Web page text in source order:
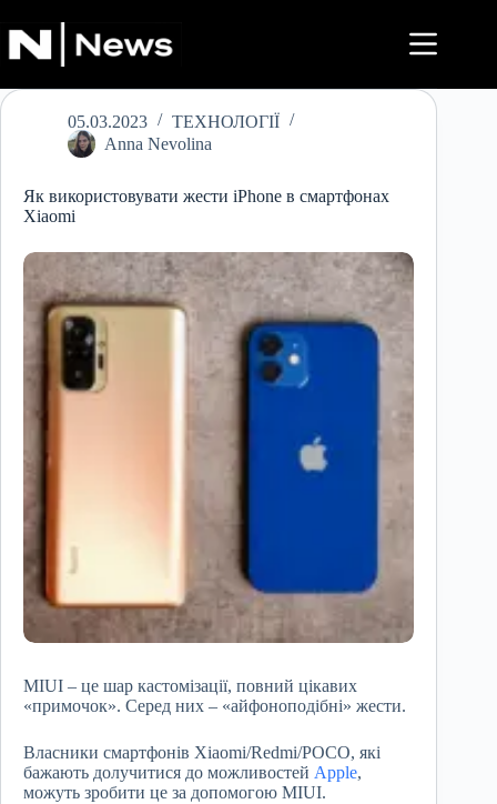
до
вмісту
05.03.2023
ТЕХНОЛОГІЇ
Anna Nevolina
Як використовувати жести iPhone в смартфонах
Xiaomi
MIUI – це шар кастомізації, повний цікавих
«примочок». Серед них – «айфоноподібні» жести.
Власники смартфонів Xiaomi/Redmi/POCO, які
бажають долучитися до можливостей Apple,
можуть зробити це за допомогою MIUI.